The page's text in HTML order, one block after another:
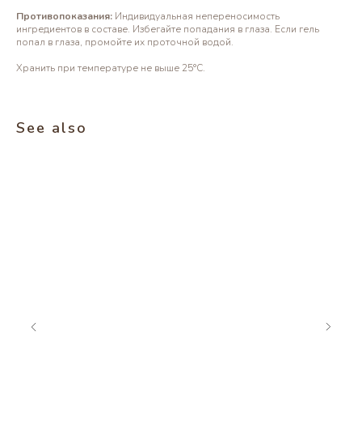
Противопоказания: Индивидуальная непереносимость
ингредиентов в составе. Избегайте попадания в глаза. Если гель
попал в глаза, промойте их проточной водой.
Хранить при температуре не выше 25°С.
See also